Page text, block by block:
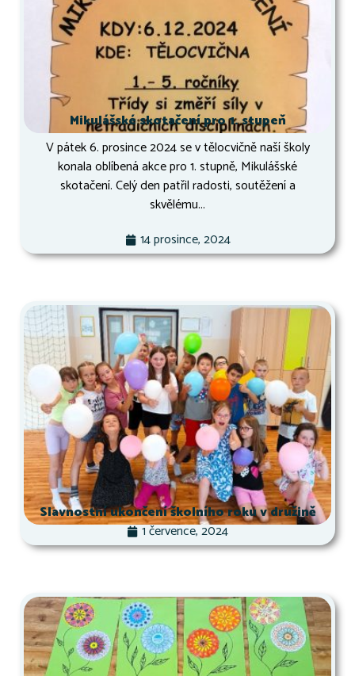
Mikulášské skotačení pro 1. stupeň
V pátek 6. prosince 2024 se v tělocvičně naší školy
konala oblíbená akce pro 1. stupně, Mikulášské
skotačení. Celý den patřil radosti, soutěžení a
skvělému...
14 prosince, 2024
Slavnostní ukončení školního roku v družině
1 července, 2024